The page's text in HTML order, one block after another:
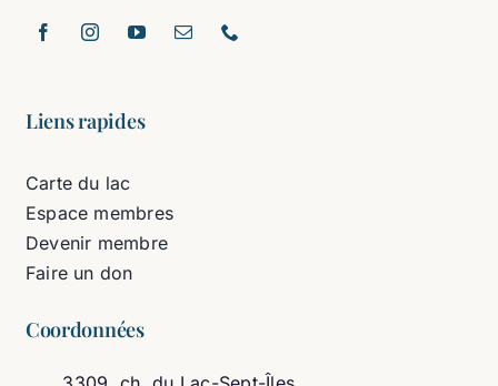
Liens rapides
Carte du lac
Espace membres
Devenir membre
Faire un don
Coordonnées